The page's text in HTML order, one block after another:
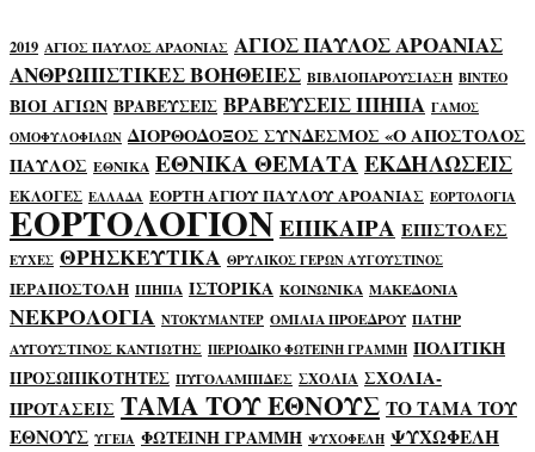
2019 ΑΓΙΟΣ ΠΑΥΛΟΣ ΑΡΑΟΝΙΑΣ ΑΓΙΟΣ ΠΑΥΛΟΣ ΑΡΟΑΝΙΑΣ
ΑΝΘΡΩΠΙΣΤΙΚΕΣ ΒΟΗΘΕΙΕΣ ΒΙΒΛΙΟΠΑΡΟΥΣΙΑΣΗ ΒΙΝΤΕΟ
ΒΙΟΙ ΑΓΙΩΝ ΒΡΑΒΕΥΣΕΙΣ ΒΡΑΒΕΥΣΕΙΣ ΙΠΗΠΑ ΓΑΜΟΣ
ΟΜΟΦΥΛΟΦΙΛΩΝ ΔΙΟΡΘΟΔΟΞΟΣ ΣΥΝΔΕΣΜΟΣ «Ο ΑΠΟΣΤΟΛΟΣ
ΠΑΥΛΟΣ ΕΘΝΙΚΑ ΕΘΝΙΚΑ ΘΕΜΑΤΑΕΚΔΗΛΩΣΕΙΣ
ΕΚΛΟΓΕΣ ΕΛΛΑΔΑ ΕΟΡΤΗ ΑΓΙΟΥ ΠΑΥΛΟΥ ΑΡΟΑΝΙΑΣ ΕΟΡΤΟΛΟΓΙΑ
ΕΟΡΤΟΛΟΓΙΟΝΕΠΙΚΑΙΡΑ ΕΠΙΣΤΟΛΕΣ
ΕΥΧΕΣ ΘΡΗΣΚΕΥΤΙΚΑ ΘΡΥΛΙΚΟΣ ΓΕΡΩΝ ΑΥΓΟΥΣΤΙΝΟΣ
ΙΕΡΑΠΟΣΤΟΛΗ ΙΠΗΠΑ ΙΣΤΟΡΙΚΑ ΚΟΙΝΩΝΙΚΑ ΜΑΚΕΔΟΝΙΑ
ΝΕΚΡΟΛΟΓΙΑ ΝΤΟΚΥΜΑΝΤΕΡ ΟΜΙΛΙΑ ΠΡΟΕΔΡΟΥ ΠΑΤΗΡ
ΑΥΓΟΥΣΤΙΝΟΣ ΚΑΝΤΙΩΤΗΣ ΠΕΡΙΟΔΙΚΟ ΦΩΤΕΙΝΗ ΓΡΑΜΜΗ ΠΟΛΙΤΙΚΗ
ΠΡΟΣΩΠΙΚΟΤΗΤΕΣ ΠΥΓΟΛΑΜΠΙΔΕΣ ΣΧΟΛΙΑ ΣΧΟΛΙΑ-
ΠΡΟΤΑΣΕΙΣ ΤΑΜΑ ΤΟΥ ΕΘΝΟΥΣ ΤΟ ΤΑΜΑ ΤΟΥ
ΕΘΝΟΥΣ ΥΓΕΙΑ ΦΩΤΕΙΝΗ ΓΡΑΜΜΗ ΨΥΧΟΦΕΛΗ ΨΥΧΩΦΕΛΗ